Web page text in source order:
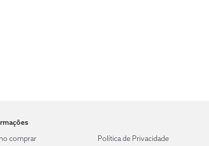
comprar
Política de Privacidade